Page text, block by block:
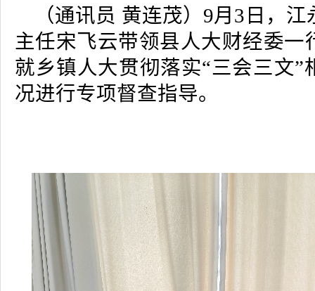
（通讯员 黄连茂）9月3日，
主任宋飞云带领县人大财经委一
就乡镇人大贯彻落实“三会三文”
况进行专项督查指导。